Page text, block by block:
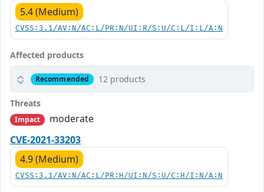
5.4 (Medium)
CVSS:3.1/AV:N/AC:L/PR:N/UI:R/S:U/C:L/I:L/A:N
Affected products
Recommended 12 products
Threats
Impact
moderate
CVE-2021-33203
4.9 (Medium)
CVSS:3.1/AV:N/AC:L/PR:H/UI:N/S:U/C:H/I:N/A:N